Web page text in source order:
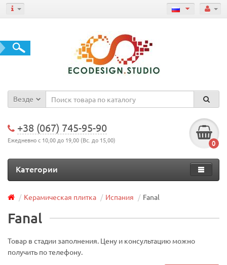
Везде
+38 (067) 745-95-90
Ежедневно с 10,00 до 19,00 (Вс. до 15,00) 0
Категории
Керамическая плитка Испания Fanal
Fanal
Товар в стадии заполнения. Цену и консультацию можно
получить по телефону.